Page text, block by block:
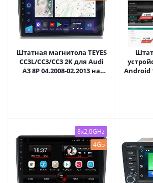
Штатная магнитола TEYES
CC3L/CC3/CC3 2K для Audi
A3 8P 04.2008-02.2013 на
Android
8x2,0GHz
4Gb